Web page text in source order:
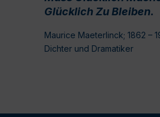
Glücklich Zu Bleiben.
Maurice Maeterlinck; 1862 –
Dichter und Dramatiker